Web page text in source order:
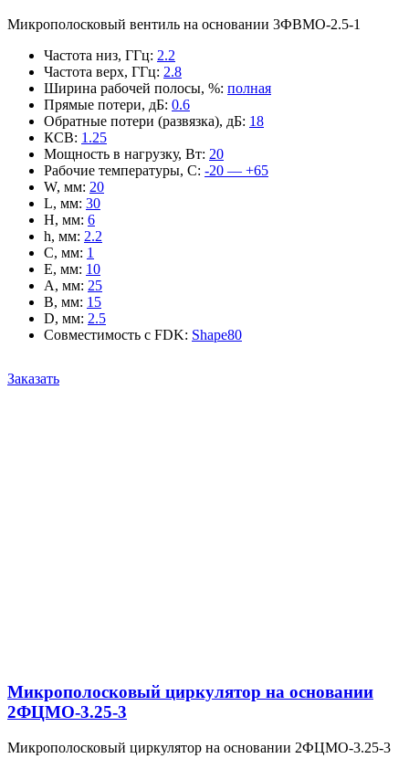
Микрополосковый вентиль на основании 3ФВМO-2.5-1
Частота низ, ГГц: 2.2
Частота верх, ГГц: 2.8
Ширина рабочей полосы, %: полная
Прямые потери, дБ: 0.6
Обратные потери (развязка), дБ: 18
КСВ: 1.25
Мощность в нагрузку, Вт: 20
Рабочие температуры, С: -20 — +65
W, мм: 20
L, мм: 30
H, мм: 6
h, мм: 2.2
C, мм: 1
E, мм: 10
A, мм: 25
B, мм: 15
D, мм: 2.5
Совместимость с FDK: Shape80
Заказать
Микрополосковый циркулятор на основании
2ФЦМО-3.25-3
Микрополосковый циркулятор на основании 2ФЦМО-3.25-3